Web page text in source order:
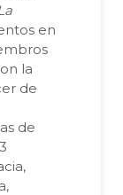
en
la
de
de